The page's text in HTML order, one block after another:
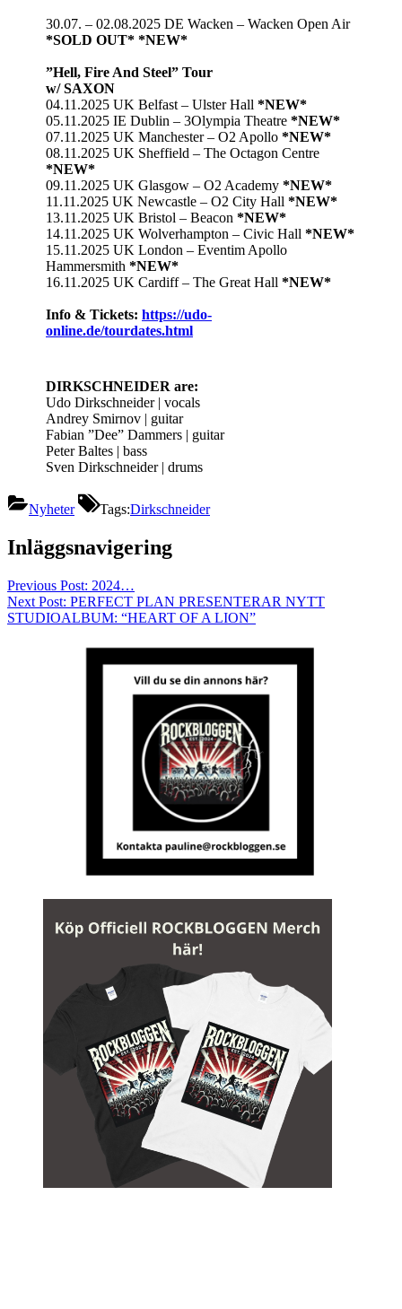
30.07. – 02.08.2025 DE Wacken – Wacken Open Air
*SOLD OUT* *NEW*
”Hell, Fire And Steel” Tour
w/ SAXON
04.11.2025 UK Belfast – Ulster Hall *NEW*
05.11.2025 IE Dublin – 3Olympia Theatre *NEW*
07.11.2025 UK Manchester – O2 Apollo *NEW*
08.11.2025 UK Sheffield – The Octagon Centre
*NEW*
09.11.2025 UK Glasgow – O2 Academy *NEW*
11.11.2025 UK Newcastle – O2 City Hall *NEW*
13.11.2025 UK Bristol – Beacon *NEW*
14.11.2025 UK Wolverhampton – Civic Hall *NEW*
15.11.2025 UK London – Eventim Apollo
Hammersmith *NEW*
16.11.2025 UK Cardiff – The Great Hall *NEW*
Info & Tickets: https://udo-
online.de/tourdates.html
DIRKSCHNEIDER are:
Udo Dirkschneider | vocals
Andrey Smirnov | guitar
Fabian ”Dee” Dammers | guitar
Peter Baltes | bass
Sven Dirkschneider | drums
Nyheter Tags:Dirkschneider
Inläggsnavigering
Previous Post: 2024…
Next Post: PERFECT PLAN PRESENTERAR NYTT
STUDIOALBUM: “HEART OF A LION”